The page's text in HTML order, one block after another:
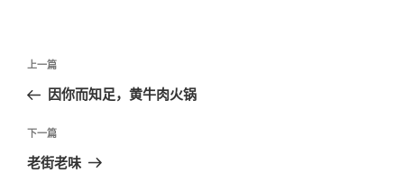
文
导
航
上
一
文
章
上一篇
因你而知足，黄牛肉火锅
下
一
下一篇
老街老味